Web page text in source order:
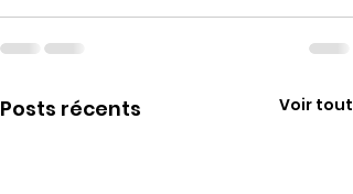
Posts récents Voir tout